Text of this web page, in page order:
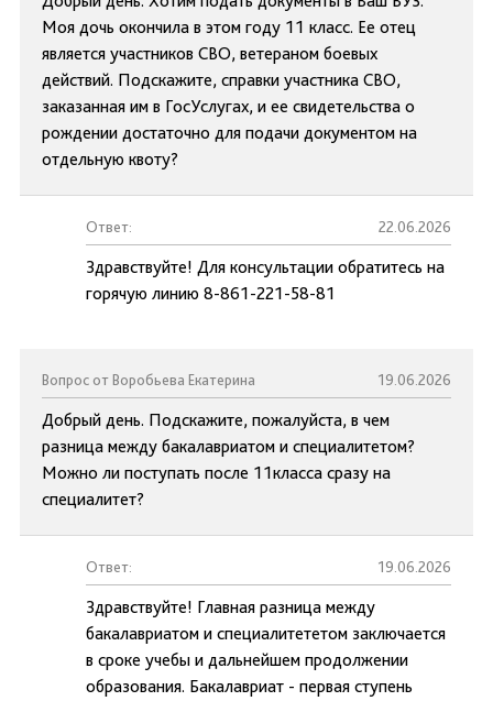
Моя дочь окончила в этом году 11 класс. Ее отец
является участников СВО, ветераном боевых
действий. Подскажите, справки участника СВО,
заказанная им в ГосУслугах, и ее свидетельства о
рождении достаточно для подачи документом на
отдельную квоту?
Ответ: 22.06.2026
Здравствуйте! Для консультации обратитесь на
горячую линию 8-861-221-58-81
Вопрос от Воробьева Екатерина 19.06.2026
Добрый день. Подскажите, пожалуйста, в чем
разница между бакалавриатом и специалитетом?
Можно ли поступать после 11класса сразу на
специалитет?
Ответ: 19.06.2026
Здравствуйте! Главная разница между
бакалавриатом и специалитететом заключается
в сроке учебы и дальнейшем продолжении
образования. Бакалавриат - первая ступень